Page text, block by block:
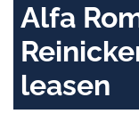
Alfa
leasen